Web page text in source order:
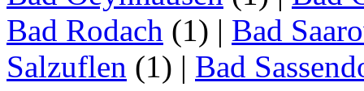
Bad Rodach (1) | Bad
Salzuflen (1) | Bad